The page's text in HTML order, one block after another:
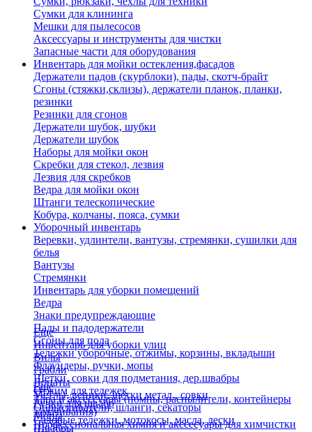
Сумки для клининга
Мешки для пылесосов
Аксессуары и инструменты для чистки
Запасные части для оборудования
Инвентарь для мойки остекления,фасадов
Держатели падов (скурблоки), пады, скотч-брайт
Сгоны (стяжки,склизы), держатели планок, планки,
резинки
Резинки для сгонов
Держатели шубок, шубки
Держатели шубок
Наборы для мойки окон
Скребки для стекол, лезвия
Лезвия для скребков
Ведра для мойки окон
Штанги телескопические
Кобура, колчаны, пояса, сумки
Уборочный инвентарь
Веревки, удлинтели, вантузы, стремянки, сушилки для
белья
Вантузы
Стремянки
Инвентарь для уборки помещений
Ведра
Знаки предупреждающие
Пады и падодержатели
Сгоны для пола
Тележки уборочные, отжимы, корзины, вкладыши
Флаундеры, ручки, мопы
Щетки, совки для подметания, дер.швабры
Отжим для тележек
Ручки для швабр
Мопы
Швабры
Еще
Инвентарь для уборки улиц
Вилы
Грабли
Лопаты
Метлы, веники, щетки метал., совки
Опрыскиватели, шланги, секаторы
Садовые тележки, мотокосы, масла, лески
Еще
Тара и аксессуары (помпы, распылители, контейнеры
замачивания)
Профессиональная химия и акссесуары для химчистки